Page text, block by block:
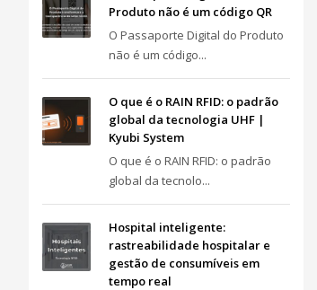
Produto não é um código QR
O Passaporte Digital do Produto
não é um código...
O que é o RAIN RFID: o padrão
global da tecnologia UHF |
Kyubi System
O que é o RAIN RFID: o padrão
global da tecnolo...
Hospital inteligente:
rastreabilidade hospitalar e
gestão de consumíveis em
tempo real